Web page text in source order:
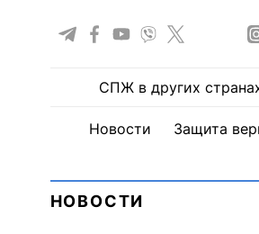
СПЖ в других
Новости Защита
НОВОСТИ